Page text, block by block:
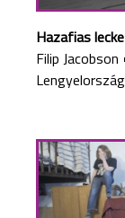
Hazafias lecke
Filip Jacobson
Lengyelország